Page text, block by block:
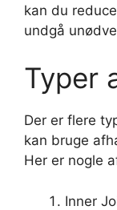
kan du
undgå
Typer
Der er flere
kan bruge
Her er nogle
Inner